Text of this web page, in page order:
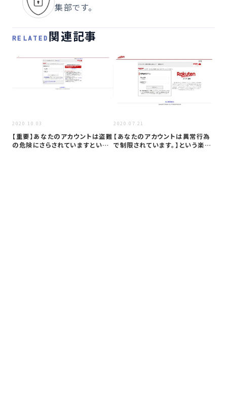
集部です。
RELATED 関連記事
2020.10.03
【重要】あなたのアカウントは盗難
の危険にさらされていますという
2020.07.21
【あなたのアカウントは異常行為
で制限されています。】という楽天